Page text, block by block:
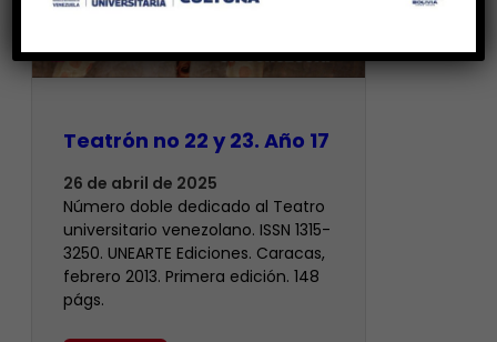
Teatrón no 22 y 23. Año 17
26 de abril de 2025
Número doble dedicado al Teatro
universitario venezolano. ISSN 1315-
3250. UNEARTE Ediciones. Caracas,
febrero 2013. Primera edición. 148
págs.